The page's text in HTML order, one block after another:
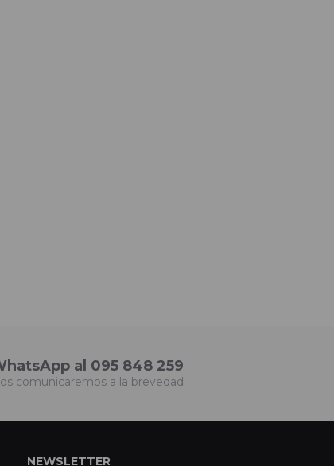
al 095 848 259
comunicaremos a la brevedad
NEWSLETTER